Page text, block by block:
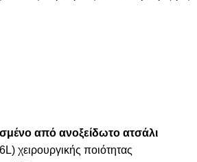
από ανοξείδωτο ατσάλι
χειρουργικής ποιότητας